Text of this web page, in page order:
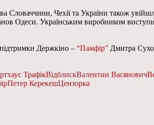
Словаччини, Чехії та України також
Одеси. Українським виробником
Держкіно – “Памфір” Дмитра
ТрафікВідблискВалентин Васянович
Петер КерекешЦензорка